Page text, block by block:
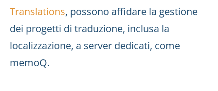
Translations, possono affidare la gestione
dei progetti di traduzione, inclusa la
localizzazione, a server dedicati, come
memoQ.